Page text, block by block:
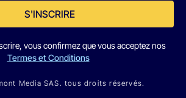
S'INSCRIRE
vous confirmez que vous acceptez nos
Termes et Conditions
Media SAS. tous droits réservés.